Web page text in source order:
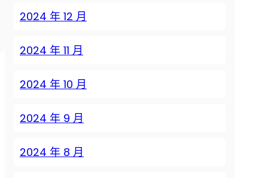
2024 年 12 月
2024 年 11 月
2024 年 10 月
2024 年 9 月
2024 年 8 月